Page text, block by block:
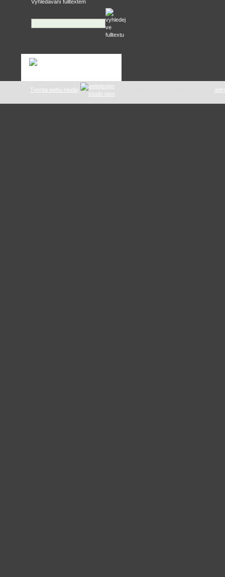
Vyhledávání fulltextem
Tvorba webu studio